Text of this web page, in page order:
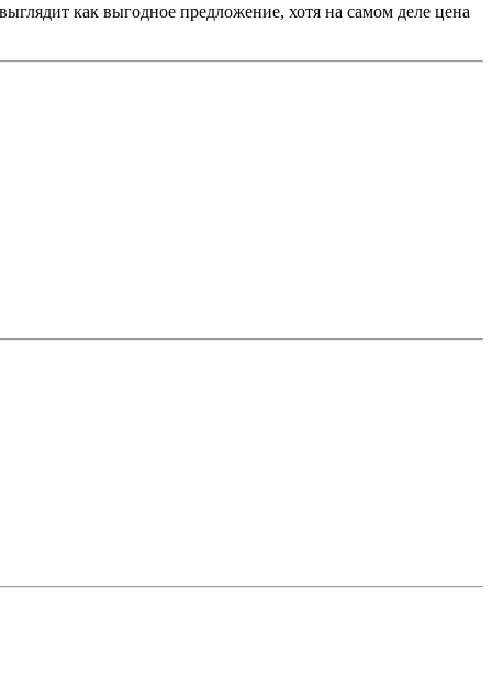
как выгодное предложение, хотя на самом деле цена